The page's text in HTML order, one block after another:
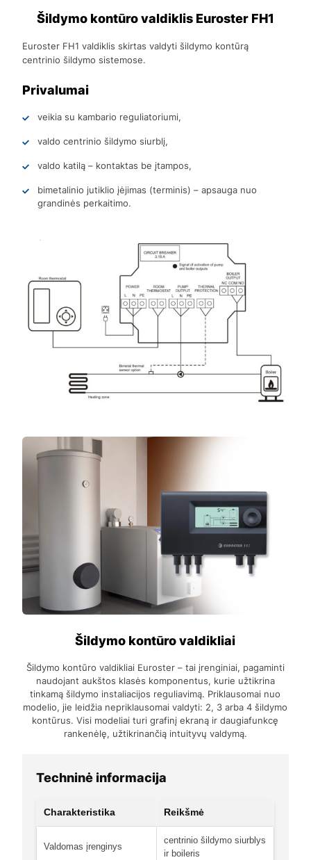
Šildymo kontūro valdiklis Euroster FH1
Euroster FH1 valdiklis skirtas valdyti šildymo kontūrą
centrinio šildymo sistemose.
Privalumai
veikia su kambario reguliatoriumi,
valdo centrinio šildymo siurblį,
valdo katilą – kontaktas be įtampos,
bimetalinio jutiklio įėjimas (terminis) – apsauga nuo
grandinės perkaitimo.
Šildymo kontūro valdikliai
Šildymo kontūro valdikliai Euroster – tai įrenginiai, pagaminti
naudojant aukštos klasės komponentus, kurie užtikrina
tinkamą šildymo instaliacijos reguliavimą. Priklausomai nuo
modelio, jie leidžia nepriklausomai valdyti: 2, 3 arba 4 šildymo
kontūrus. Visi modeliai turi grafinį ekraną ir daugiafunkcę
rankenėlę, užtikrinančią intuityvų valdymą.
Techninė informacija
Charakteristika Reikšmė
Valdomas įrenginys
centrinio šildymo siurblys
ir boileris